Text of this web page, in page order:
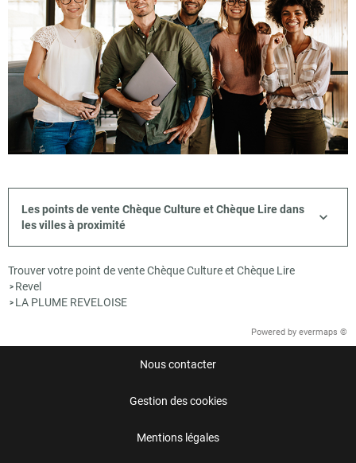
Les points de vente Chèque Culture et Chèque Lire dans
les villes à proximité
Trouver votre point de vente Chèque Culture et Chèque Lire
> Revel
> LA PLUME REVELOISE
Powered by evermaps ©
Nous contacter
Gestion des cookies
Mentions légales